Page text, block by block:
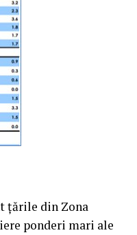
ţările din Zona
ponderi mari ale